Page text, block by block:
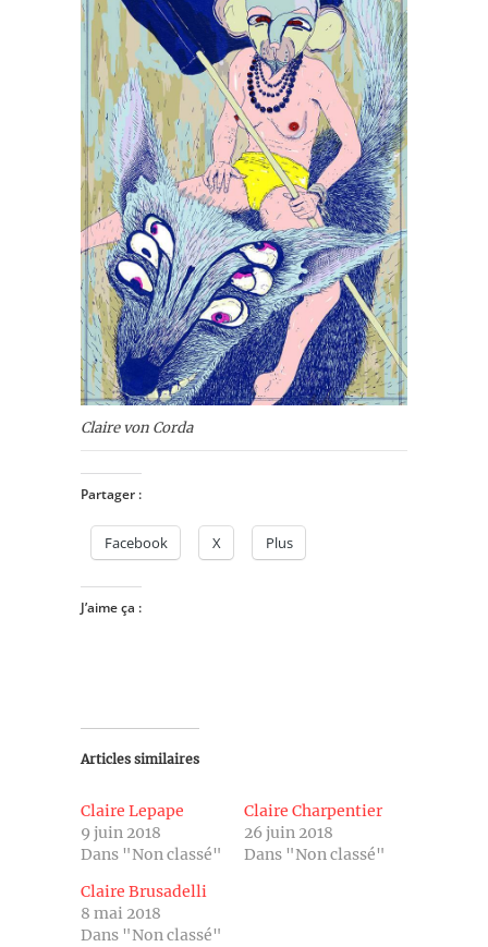
Claire von Corda
Partager :
Facebook X Plus
J’aime ça :
Articles similaires
Claire Lepape
9 juin 2018
Dans "Non classé"
Claire Charpentier
26 juin 2018
Dans "Non classé"
Claire Brusadelli
8 mai 2018
Dans "Non classé"